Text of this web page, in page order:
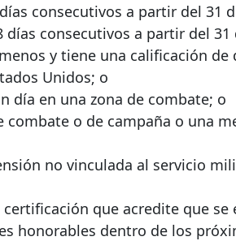
consecutivos a partir del 31
días consecutivos a partir del 31
y tiene una calificación
Unidos; o
día en una zona de combate; o
combate o de campaña o una
no vinculada al servicio
que acredite que
honorables dentro de los